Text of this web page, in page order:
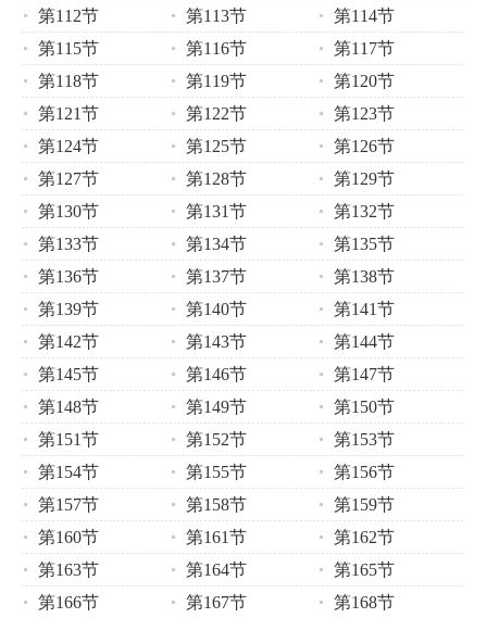
第112节
第113节
第114节
第115节
第116节
第117节
第118节
第119节
第120节
第121节
第122节
第123节
第124节
第125节
第126节
第127节
第128节
第129节
第130节
第131节
第132节
第133节
第134节
第135节
第136节
第137节
第138节
第139节
第140节
第141节
第142节
第143节
第144节
第145节
第146节
第147节
第148节
第149节
第150节
第151节
第152节
第153节
第154节
第155节
第156节
第157节
第158节
第159节
第160节
第161节
第162节
第163节
第164节
第165节
第166节
第167节 第168节